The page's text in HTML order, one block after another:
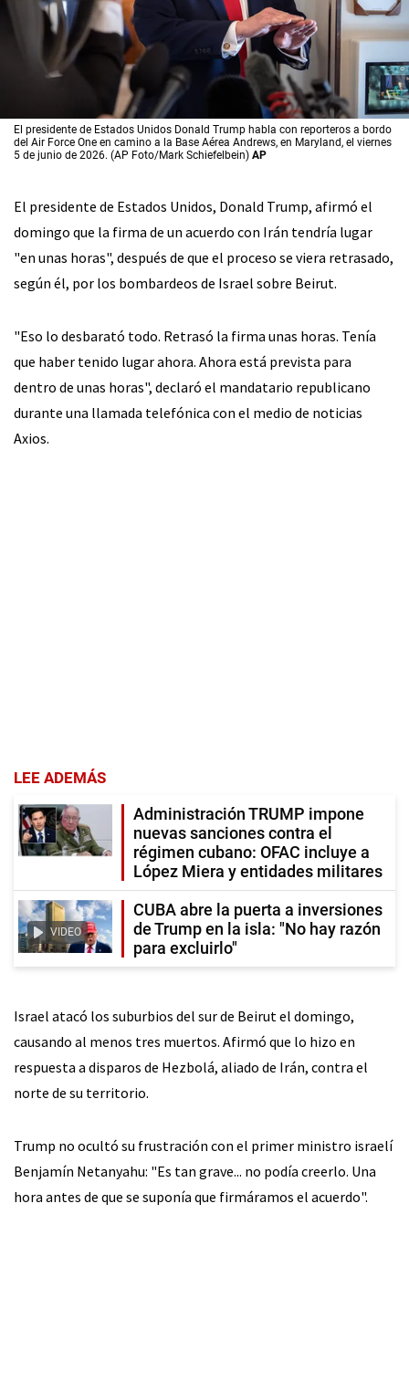
El presidente de Estados Unidos Donald Trump habla con reporteros a bordo
del Air Force One en camino a la Base Aérea Andrews, en Maryland, el viernes
5 de junio de 2026. (AP Foto/Mark Schiefelbein) AP
El presidente de Estados Unidos, Donald Trump, afirmó el
domingo que la firma de un acuerdo con Irán tendría lugar
"en unas horas", después de que el proceso se viera retrasado,
según él, por los bombardeos de Israel sobre Beirut.
"Eso lo desbarató todo. Retrasó la firma unas horas. Tenía
que haber tenido lugar ahora. Ahora está prevista para
dentro de unas horas", declaró el mandatario republicano
durante una llamada telefónica con el medio de noticias
Axios.
LEE ADEMÁS
Administración TRUMP impone
nuevas sanciones contra el
régimen cubano: OFAC incluye a
López Miera y entidades militares
VIDEO
CUBA abre la puerta a inversiones
de Trump en la isla: "No hay razón
para excluirlo"
Israel atacó los suburbios del sur de Beirut el domingo,
causando al menos tres muertos. Afirmó que lo hizo en
respuesta a disparos de Hezbolá, aliado de Irán, contra el
norte de su territorio.
Trump no ocultó su frustración con el primer ministro israelí
Benjamín Netanyahu: "Es tan grave... no podía creerlo. Una
hora antes de que se suponía que firmáramos el acuerdo".